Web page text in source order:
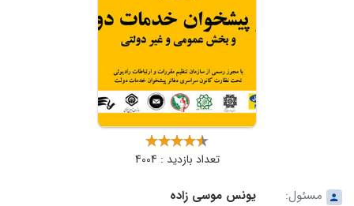
تعداد بازدید : 4004
مسئول:
یونس موسی زاده